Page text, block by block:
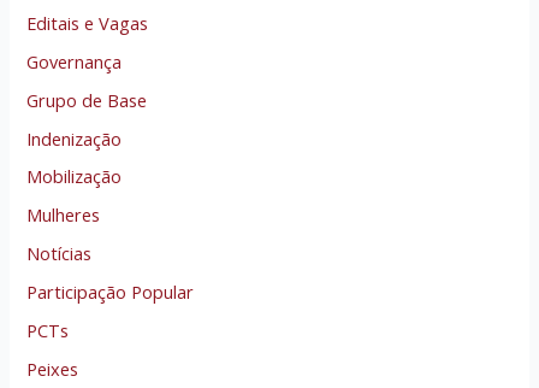
Editais e Vagas
Governança
Grupo de Base
Indenização
Mobilização
Mulheres
Notícias
Participação Popular
PCTs
Peixes